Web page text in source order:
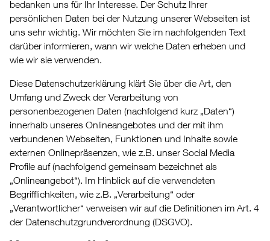
bedanken uns für Ihr Interesse. Der Schutz Ihrer
persönlichen Daten bei der Nutzung unserer Webseiten ist
uns sehr wichtig. Wir möchten Sie im nachfolgenden Text
darüber informieren, wann wir welche Daten erheben und
wie wir sie verwenden.
Diese Datenschutzerklärung klärt Sie über die Art, den
Umfang und Zweck der Verarbeitung von
personenbezogenen Daten (nachfolgend kurz „Daten“)
innerhalb unseres Onlineangebotes und der mit ihm
verbundenen Webseiten, Funktionen und Inhalte sowie
externen Onlinepräsenzen, wie z.B. unser Social Media
Profile auf (nachfolgend gemeinsam bezeichnet als
„Onlineangebot“). Im Hinblick auf die verwendeten
Begrifflichkeiten, wie z.B. „Verarbeitung“ oder
„Verantwortlicher“ verweisen wir auf die Definitionen im Art. 4
der Datenschutzgrundverordnung (DSGVO).